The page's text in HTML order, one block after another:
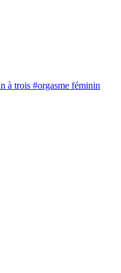
à trois #orgasme féminin